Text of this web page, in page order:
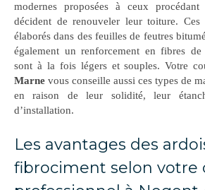
modernes proposées à ceux
décident de renouveler leur toiture.
élaborés dans des feuilles de feutres
également un renforcement en fibres
sont à la fois légers et souples. Votre
Marne vous conseille aussi ces types de
en raison de leur solidité, leur
d’installation.
Les avantages des
fibrociment selon votre